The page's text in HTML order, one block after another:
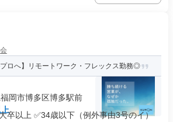
プロへ】リモートワーク・フレックス勤務◎
岡市博多区博多駅前
卒以上 ✅34歳以下（例外事由3号のイ）